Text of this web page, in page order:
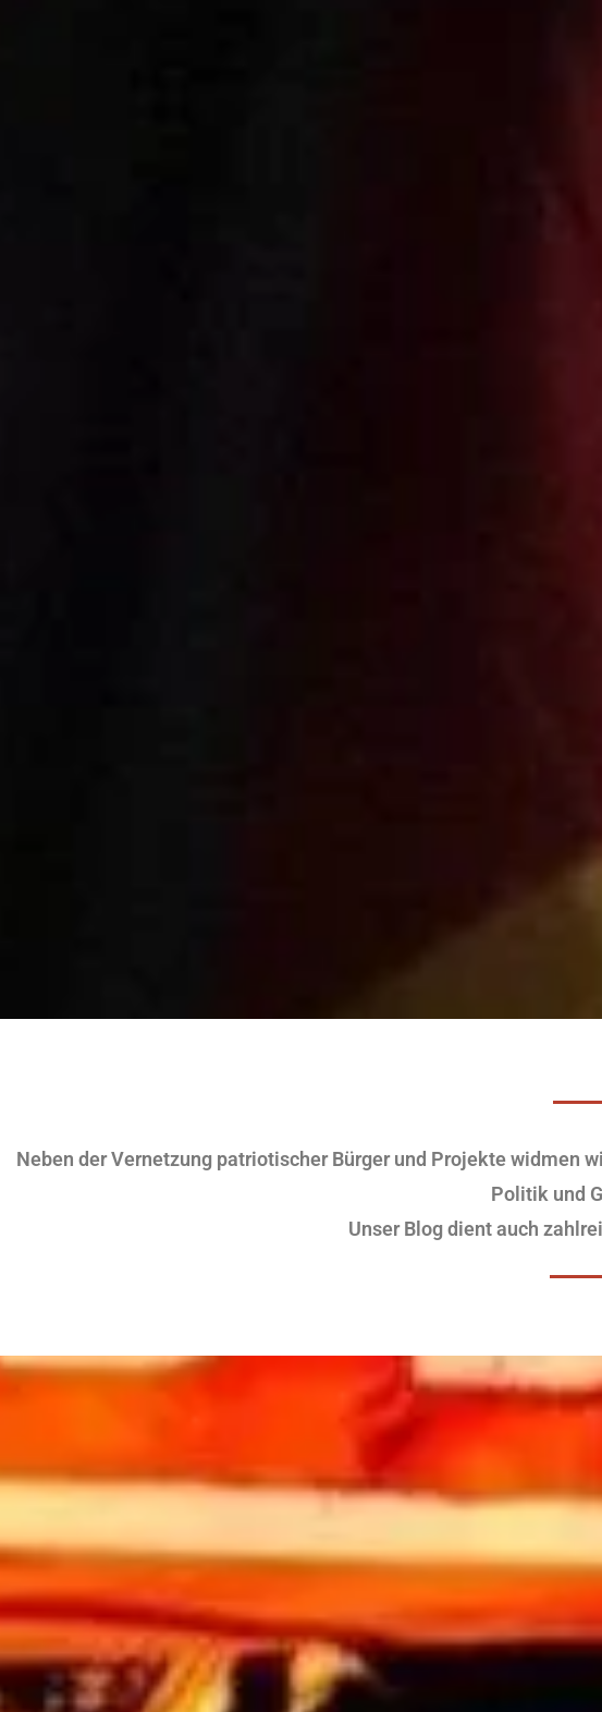
Neben der Vernetzung patriotischer Bürger und Projekte widmen
Politik und
Unser Blog dient auch